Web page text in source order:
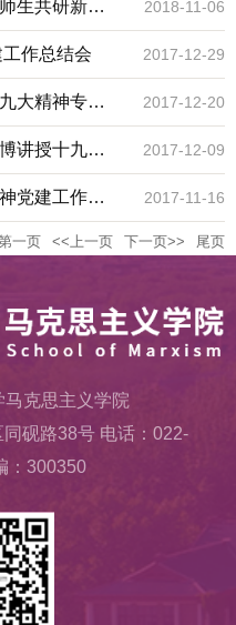
生共研新征 2018-11-06
作总结会 2017-12-29
大精神专题 2017-12-20
讲授十九大 2017-12-09
党建工作部 2017-11-16
一页 <<上一页 下一页>> 尾页
马克思主义学院
砚路38号 电话：022-
：300350